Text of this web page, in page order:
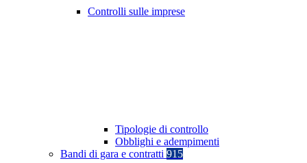
Controlli sulle imprese
Tipologie di controllo
Obblighi e adempimenti
Bandi di gara e contratti 915